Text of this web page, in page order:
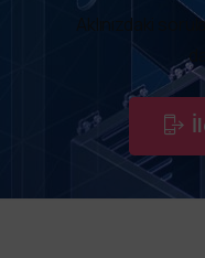
Aklınızdaki